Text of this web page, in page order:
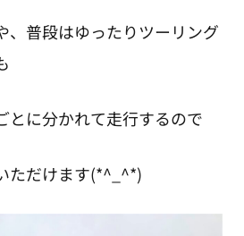
、普段はゆったりツーリング
とに分かれて走行するので
ただけます(*^_^*)